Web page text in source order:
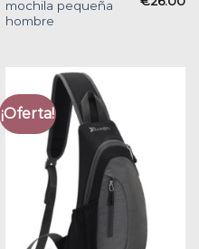
mochila pequeña
hombre
¡Oferta!